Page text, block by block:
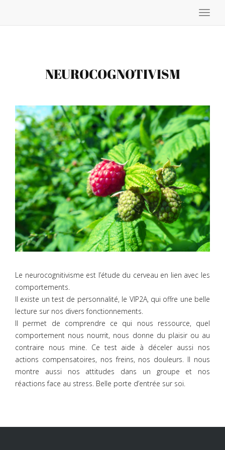
Toggle
NEUROCOGNOTIVISM
Le neurocognitivisme est l’étude du cerveau en lien avec les
comportements.
Il existe un test de personnalité, le VIP2A, qui offre une belle
lecture sur nos divers fonctionnements.
Il permet de comprendre ce qui nous ressource, quel
comportement nous nourrit, nous donne du plaisir ou au
contraire nous mine. Ce test aide à déceler aussi nos
actions compensatoires, nos freins, nos douleurs. Il nous
montre aussi nos attitudes dans un groupe et nos
réactions face au stress. Belle porte d’entrée sur soi.